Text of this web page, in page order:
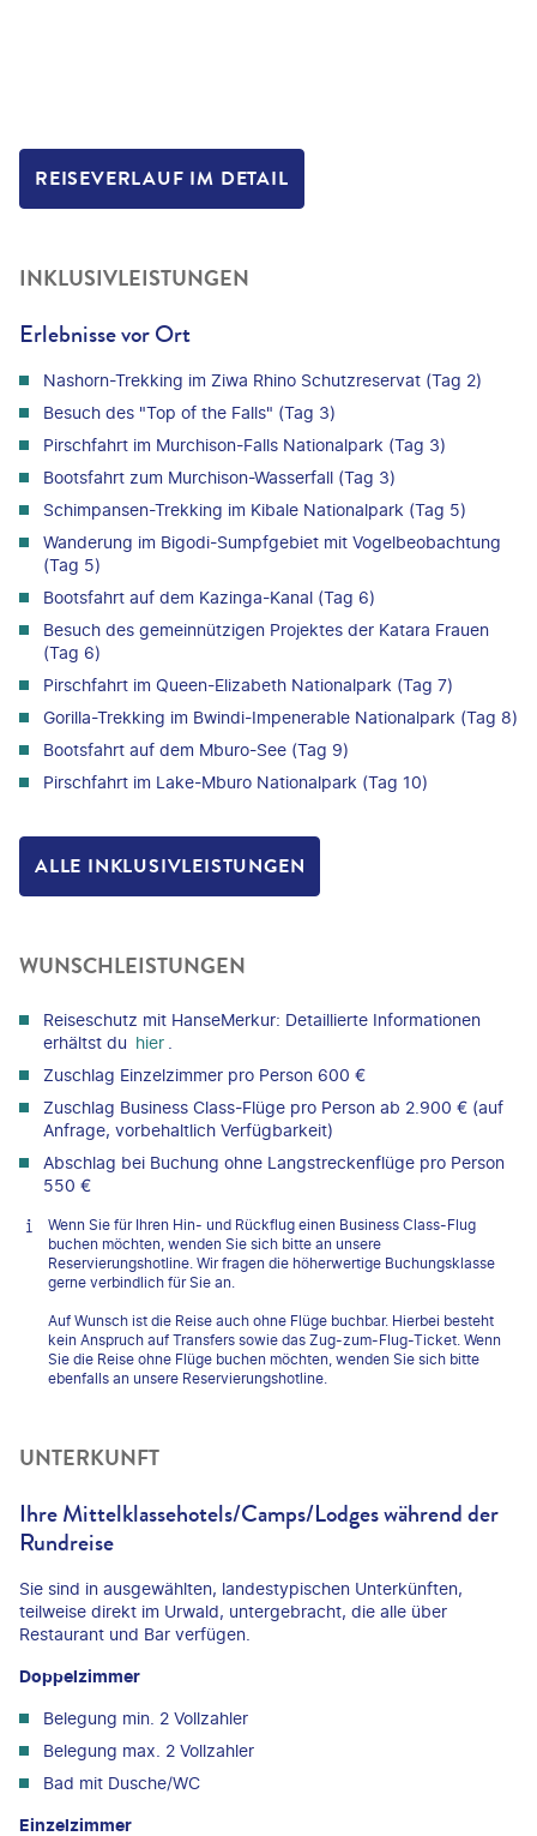
REISEVERLAUF IM DETAIL
INKLUSIVLEISTUNGEN
Erlebnisse vor Ort
Nashorn-Trekking im Ziwa Rhino Schutzreservat (Tag 2)
Besuch des "Top of the Falls" (Tag 3)
Pirschfahrt im Murchison-Falls Nationalpark (Tag 3)
Bootsfahrt zum Murchison-Wasserfall (Tag 3)
Schimpansen-Trekking im Kibale Nationalpark (Tag 5)
Wanderung im Bigodi-Sumpfgebiet mit Vogelbeobachtung
(Tag 5)
Bootsfahrt auf dem Kazinga-Kanal (Tag 6)
Besuch des gemeinnützigen Projektes der Katara Frauen
(Tag 6)
Pirschfahrt im Queen-Elizabeth Nationalpark (Tag 7)
Gorilla-Trekking im Bwindi-Impenerable Nationalpark (Tag 8)
Bootsfahrt auf dem Mburo-See (Tag 9)
Pirschfahrt im Lake-Mburo Nationalpark (Tag 10)
ALLE INKLUSIVLEISTUNGEN
WUNSCHLEISTUNGEN
Reiseschutz mit HanseMerkur: Detaillierte Informationen
erhältst du hier
Zuschlag Einzelzimmer pro Person 600 €
Zuschlag Business Class-Flüge pro Person ab 2.900 € (auf
Anfrage, vorbehaltlich Verfügbarkeit)
Abschlag bei Buchung ohne Langstreckenflüge pro Person
550 €
Wenn Sie für Ihren Hin- und Rückflug einen Business Class-Flug
buchen möchten, wenden Sie sich bitte an unsere
Reservierungshotline. Wir fragen die höherwertige Buchungsklasse
gerne verbindlich für Sie an.
Auf Wunsch ist die Reise auch ohne Flüge buchbar. Hierbei besteht
kein Anspruch auf Transfers sowie das Zug-zum-Flug-Ticket. Wenn
Sie die Reise ohne Flüge buchen möchten, wenden Sie sich bitte
ebenfalls an unsere Reservierungshotline.
UNTERKUNFT
Ihre Mittelklassehotels/Camps/Lodges während der
Rundreise
Sie sind in ausgewählten, landestypischen Unterkünften,
teilweise direkt im Urwald, untergebracht, die alle über
Restaurant und Bar verfügen.
Doppelzimmer
Belegung min. 2 Vollzahler
Belegung max. 2 Vollzahler
Bad mit Dusche/WC
Einzelzimmer